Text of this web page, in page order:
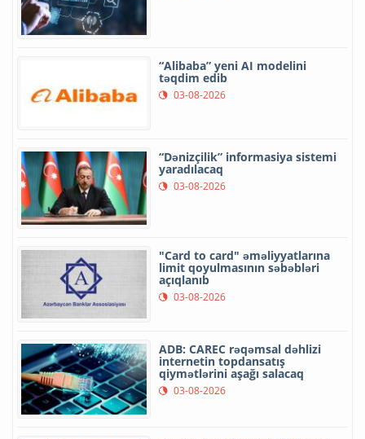
“Alibaba” yeni AI modelini
təqdim edib
03-08-2026
“Dənizçilik” informasiya sistemi
yaradılacaq
03-08-2026
"Card to card" əməliyyatlarına
limit qoyulmasının səbəbləri
açıqlanıb
03-08-2026
ADB: CAREC rəqəmsal dəhlizi
internetin topdansatış
qiymətlərini aşağı salacaq
03-08-2026